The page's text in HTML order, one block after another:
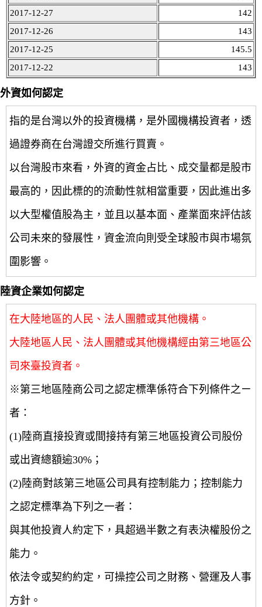
2017-12-27
142
2017-12-26
143
2017-12-25
145.5
2017-12-22
143
外資如何認定
指的是台灣以外的投資機構，是外國機構投資者，透
過證券商在台灣證交所進行買賣。
以台灣股市來看，外資的資金占比、成交量都是股市
最高的，因此標的的流動性就相當重要，因此進出多
以大型權值股為主，並且以基本面、產業面來評估該
公司未來的發展性，資金流向則受全球股市與市場氛
圍影響。
陸資企業如何認定
在大陸地區的人民、法人團體或其他機構。
大陸地區人民、法人團體或其他機構經由第三地區公
司來臺投資者。
※第三地區陸商公司之認定標準係符合下列條件之ㄧ
者：
(1)陸商直接投資或間接持有第三地區投資公司股份
或出資總額逾30%；
(2)陸商對該第三地區公司具有控制能力；控制能力
之認定標準為下列之一者：
與其他投資人約定下，具超過半數之有表決權股份之
能力。
依法令或契約約定，可操控公司之財務、營運及人事
方針。